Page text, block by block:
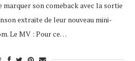
marquer son comeback avec la sortie
extraite de leur nouveau mini-
Le MV : Pour ce…